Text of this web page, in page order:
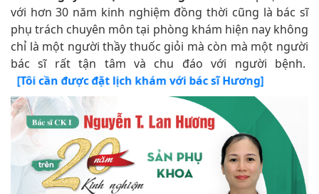
với hơn 30 năm kinh nghiệm đồng thời cũng là bác sĩ
phụ trách chuyên môn tại phòng khám hiện nay không
chỉ là một người thầy thuốc giỏi mà còn mà một người
bác sĩ rất tận tâm và chu đáo với người bệnh.
[Tôi cần được đặt lịch khám với bác sĩ Hương]